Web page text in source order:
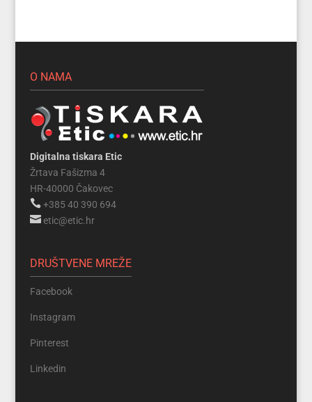
O NAMA
Digitalna tiskara Etic
Žrtava Fašizma 4
HR-40000 Čakovec
+385 40 390 694
etic@etic.hr
DRUŠTVENE MREŽE
Facebook
Instagram
Pinterest
Linkedin